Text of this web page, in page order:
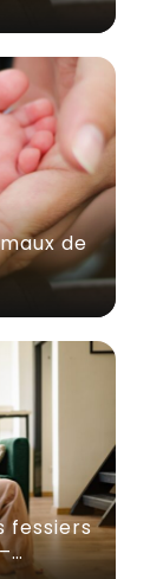
de
fessiers